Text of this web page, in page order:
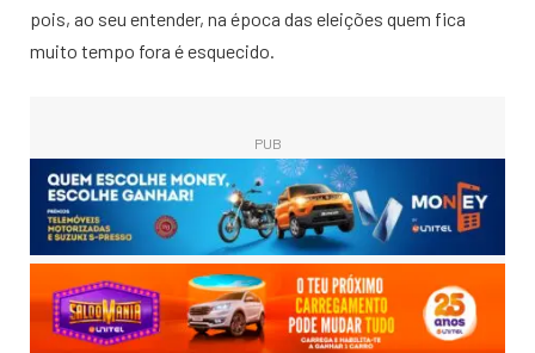
pois, ao seu entender, na época das eleições quem fica
muito tempo fora é esquecido.
PUB